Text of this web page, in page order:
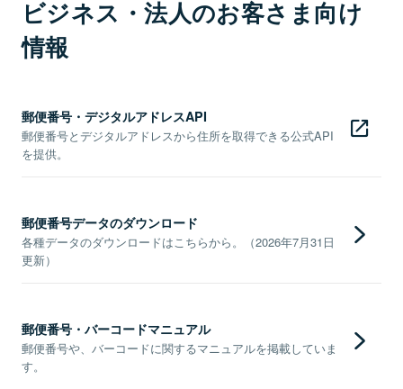
ビジネス・法人のお客さま向け
情報
郵便番号・デジタルアドレスAPI
郵便番号とデジタルアドレスから住所を取得できる公式API
を提供。
郵便番号データのダウンロード
各種データのダウンロードはこちらから。（2026年7月31日
更新）
郵便番号・バーコードマニュアル
郵便番号や、バーコードに関するマニュアルを掲載していま
す。